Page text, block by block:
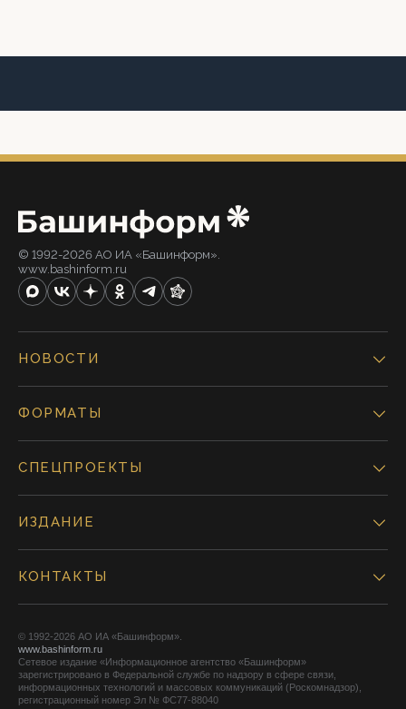
© 1992-2026 АО ИА «Башинформ».
www.bashinform.ru
НОВОСТИ
ФОРМАТЫ
СПЕЦПРОЕКТЫ
ИЗДАНИЕ
КОНТАКТЫ
© 1992-2026 АО ИА «Башинформ».
www.bashinform.ru
Сетевое издание «Информационное агентство «Башинформ»
зарегистрировано в Федеральной службе по надзору в сфере связи,
информационных технологий и массовых коммуникаций (Роскомнадзор),
регистрационный номер Эл № ФС77-88040